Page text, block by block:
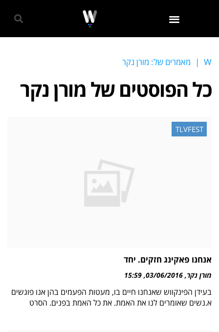
W
| מאמרים של: מורן נקר
כל הפוסטים של מורן נקר
TLVFEST
אנחנו פאקינג חזקים. יחד
מורן נקר 03/06/2016
15:59
בעידן הפינקווש שאנחנו חיים בו, מעטות הפעמים בהן אנו פוגשים
א.נשים שאומרים לנו את האמת. את כל האמת בפנים. הסרט